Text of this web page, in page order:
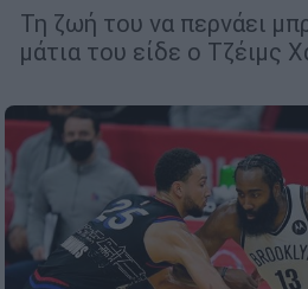
Τη ζωή του να περνάει
μάτια του είδε ο Τζέιμς